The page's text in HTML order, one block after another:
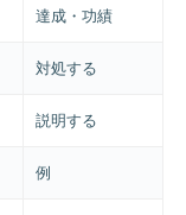
達成・功績
対処する
説明する
例